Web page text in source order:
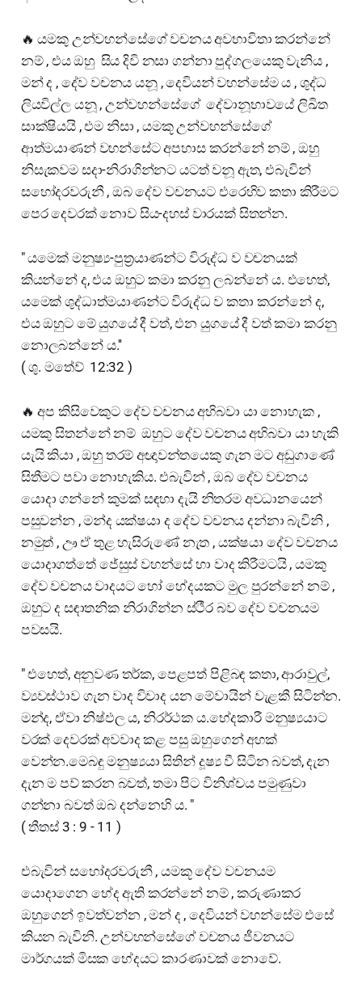
🔥 යමකු උන්වහන්සේගේ වචනය අවභාවිතා කරන්නේ
නම් , එය ඔහු සිය දිවි නසා ගන්නා පුද්ගලයෙකු වැනිය ,
මන් ද , දේව වචනය යනූ , දෙවියන් වහන්සේම ය , ශුද්ධ
ලියවිල්ල යනූ , උන්වහන්සේගේ දේවානූභාවයේ ලිඛිත
සාක්ෂියයි , එම නිසා , යමකූ උන්වහන්සේගේ
ආත්මයාණන් වහන්සේට අපහාස කරන්නේ නම් , ඔහු
නිසැකවම සදා-නිරාගින්නට යටත් වනූ ඇත, එබැවින්
සහෝදරවරුනී , ඔබ දේව වචනයට එරෙහිව කතා කිරීමට
පෙර දෙවරක් නොව සිය-දහස් වාරයක් සිතන්න.
" යමෙක් මනුෂ්‍ය-පුත්‍රයාණන්ට විරුද්ධ ව වචනයක්
කියන්නේ ද, එය ඔහුට කමා කරනු ලබන්නේ ය. එහෙත්,
යමෙක් ශුද්ධාත්මයාණන්ට විරුද්ධ ව කතා කරන්නේ ද,
එය ඔහුට මේ යුගයේ දී වත්, එන යුගයේ දී වත් කමා කරනු
නොලබන්නේ ය.''
( ශු. මතේව් 12:32 )
🔥 අප කිසිවෙකුට දේව වචනය අභිබවා යා නොහැක ,
යමකු සිතන්නේ නම් ඔහුට දේව වචනය අභිබවා යා හැකි
යැයි කියා , ඔහු තරම් අඥාවන්තයෙකු ගැන මට අඩුගාණේ
සිතීමට පවා නොහැකිය. එබැවින් , ඔබ දේව වචනය
යොදා ගන්නේ කුමක් සඳහා දැයි නිතරම අවධානයෙන්
පසුවන්න , මන්ද යක්ෂයා ද දේව වචනය දන්නා බැවිනි ,
නමුත් , ඌ ඒ තුළ හැසිරුණේ නැත , යක්ෂයා දේව වචනය
යොදාගත්තේ ජේසුස් වහන්සේ හා වාද කිරීමටයි , යමකු
දේව වචනය වාදයට හෝ හේදයකට මුල පුරන්නේ නම් ,
ඔහුට ද සඳාතනික නිරාගින්න ස්ථීර බව දේව වචනයම
පවසයි.
" එහෙත්, අනුවණ තර්ක, පෙළපත් පිළිබඳ කතා, ආරාවුල්,
ව්‍යවස්ථාව ගැන වාද විවාද යන මේවායින් වැළකී සිටින්න.
මන්ද, ඒවා නිෂ්ඵල ය, නිරර්ථක ය.භේදකාරී මනුෂ්‍යයාට
වරක් දෙවරක් අවවාද කළ පසු ඔහුගෙන් අහක්
වෙන්න.මෙබඳු මනුෂ්‍යයා සිතින් දූෂ්‍ය වී සිටින බවත්, දැන
දැන ම පව් කරන බවත්, තමා පිට විනිශ්චය පමුණුවා
ගන්නා බවත් ඔබ දන්නෙහි ය. "
( තීතස් 3 : 9 - 11 )
එබැවින් සහෝදරවරුනී , යමකූ දේව වචනයම
යොදාගෙන භේද ඇති කරන්නේ නම් , කරුණාකර
ඔහුගෙන් ඉවත්වන්න , මන් ද , දෙවියන් වහන්සේම එසේ
කියන බැවිනි. උන්වහන්සේගේ වචනය ජීවනයට
මාර්ගයක් මිසක භේදයට කාරණාවක් නොවේ.